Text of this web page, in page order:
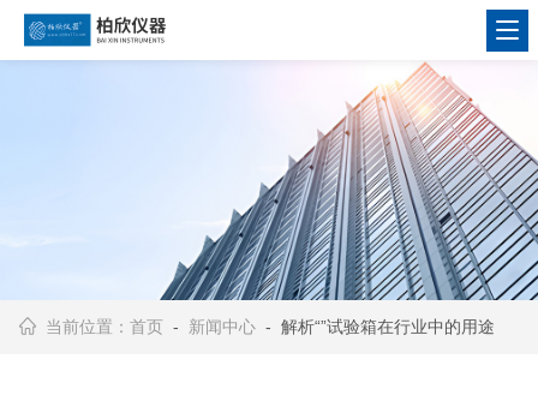
当前位置：首页 - 新闻中心 - 解析“”试验箱在行业中的用途